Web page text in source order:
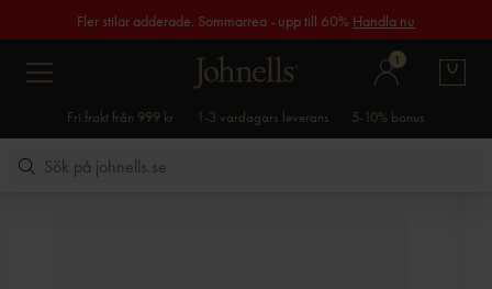
Fler stilar adderade. Sommarrea - upp till 60% Handla nu
1
Fri frakt från 999 kr 1-3 vardagars leverans 5-10% bonus